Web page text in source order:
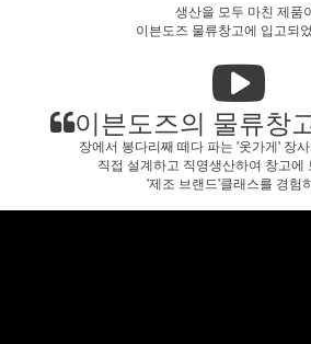
생산을 모두 마친 제품
이븐도즈 물류창고에 입고되
이븐도즈의 물류창
장에서 봉다리째 떼다 파는 '옷가게' 장
직접 설계하고 직영생산하여 창고에
'제조 브랜드'클래스를 경험